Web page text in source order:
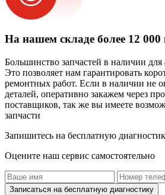
На нашем складе более 12 000
Большинство запчастей в наличии
Это позволяет нам гарантировать
ремонтных работ. Если в наличии не
деталей, оперативно закажем через
поставщиков, так же вы имеете
запчасти
Запишитесь на бесплатную
Оцените наш сервис самостоятельно
Записаться на бесплатную диагностику